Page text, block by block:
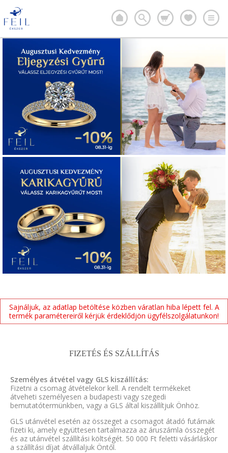
Sajnáljuk, az adatlap betöltése közben váratlan hiba lépett fel. A
termék paramétereiről kérjük érdeklődjön ügyfélszolgálatunkon!
FIZETÉS ÉS SZÁLLÍTÁS
Személyes átvétel vagy GLS kiszállítás:
Fizetni a csomag átvételekor kell. A rendelt termékeket
átveheti személyesen a budapesti vagy szegedi
bemutatótermünkben, vagy a GLS által kiszállítjuk Önhöz.
GLS utánvétel esetén az összeget a csomagot átadó futárnak
fizeti ki, amely együttesen tartalmazza az áruszámla összegét
és az utánvétel szállítási költségét. 50 000 Ft feletti vásárláskor
a szállítási díjat átvállaljuk Öntől.